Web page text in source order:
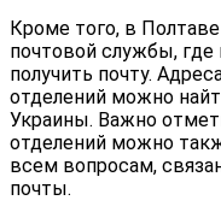
Кроме того, в
почтовой службы,
получить почту.
отделений можно
Украины. Важно
отделений можно
всем вопросам,
почты.